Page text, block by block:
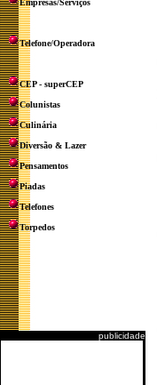
Empresas/Serviços
Telefone/Operadora
CEP - superCEP
Colunistas
Culinária
Diversão & Lazer
Pensamentos
Piadas
Telefones
Torpedos
publicidade